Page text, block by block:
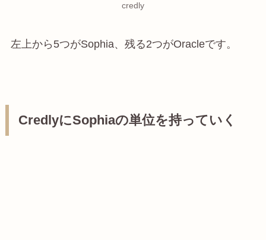
credly
左上から5つがSophia、残る2つがOracleです。
CredlyにSophiaの単位を持っていく